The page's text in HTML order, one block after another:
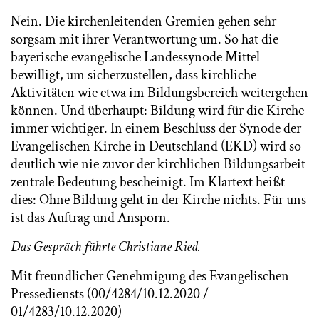
Nein. Die kirchenleitenden Gremien gehen sehr
sorgsam mit ihrer Verantwortung um. So hat die
bayerische evangelische Landessynode Mittel
bewilligt, um sicherzustellen, dass kirchliche
Aktivitäten wie etwa im Bildungsbereich weitergehen
können. Und überhaupt: Bildung wird für die Kirche
immer wichtiger. In einem Beschluss der Synode der
Evangelischen Kirche in Deutschland (EKD) wird so
deutlich wie nie zuvor der kirchlichen Bildungsarbeit
zentrale Bedeutung bescheinigt. Im Klartext heißt
dies: Ohne Bildung geht in der Kirche nichts. Für uns
ist das Auftrag und Ansporn.
Das Gespräch führte Christiane Ried.
Mit freundlicher Genehmigung des Evangelischen
Pressediensts (00/4284/10.12.2020 /
01/4283/10.12.2020)